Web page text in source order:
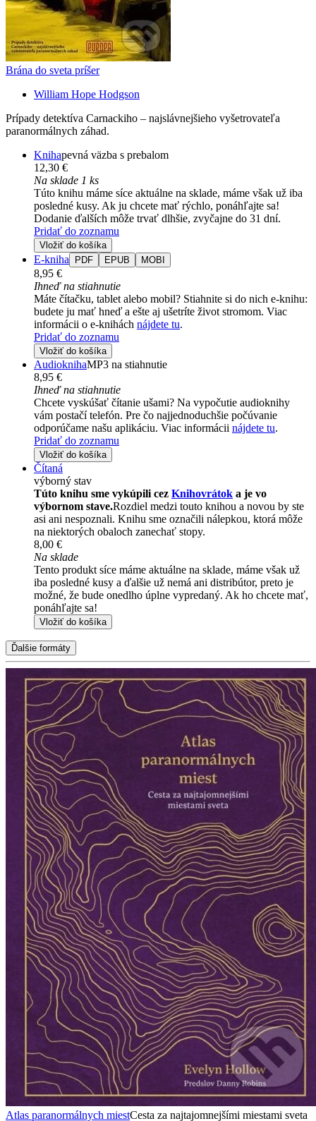
Brána do sveta príšer
William Hope Hodgson
Prípady detektíva Carnackiho – najslávnejšieho vyšetrovateľa
paranormálnych záhad.
Knihapevná väzba s prebalom
12,30 €
Na sklade 1 ks
Túto knihu máme síce aktuálne na sklade, máme však už iba
posledné kusy. Ak ju chcete mať rýchlo, ponáhľajte sa!
Dodanie ďalších môže trvať dlhšie, zvyčajne do 31 dní.
Pridať do zoznamu
Vložiť do košíka
E-kniha PDF EPUB MOBI
8,95 €
Ihneď na stiahnutie
Máte čítačku, tablet alebo mobil? Stiahnite si do nich e-knihu:
budete ju mať hneď a ešte aj ušetríte život stromom. Viac
informácii o e-knihách nájdete tu.
Pridať do zoznamu
Vložiť do košíka
AudioknihaMP3 na stiahnutie
8,95 €
Ihneď na stiahnutie
Chcete vyskúšať čítanie ušami? Na vypočutie audioknihy
vám postačí telefón. Pre čo najjednoduchšie počúvanie
odporúčame našu aplikáciu. Viac informácii nájdete tu.
Pridať do zoznamu
Vložiť do košíka
Čítaná
výborný stav
Túto knihu sme vykúpili cez Knihovrátok a je vo
výbornom stave.Rozdiel medzi touto knihou a novou by ste
asi ani nespoznali. Knihu sme označili nálepkou, ktorá môže
na niektorých obaloch zanechať stopy.
8,00 €
Na sklade
Tento produkt síce máme aktuálne na sklade, máme však už
iba posledné kusy a ďalšie už nemá ani distribútor, preto je
možné, že bude onedlho úplne vypredaný. Ak ho chcete mať,
ponáhľajte sa!
Vložiť do košíka
Ďalšie formáty
Atlas paranormálnych miestCesta za najtajomnejšími miestami sveta